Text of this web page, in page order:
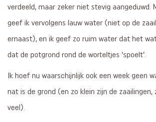
verdeeld, maar zeker niet stevig aangeduwd.
geef ik vervolgens lauw water (niet op de
ernaast), en ik geef zo ruim water dat het
dat de potgrond rond de worteltjes ‘spoelt’.
Ik hoef nu waarschijnlijk ook een week geen
nat is de grond (en zo klein zijn de zaailingen,
veel).